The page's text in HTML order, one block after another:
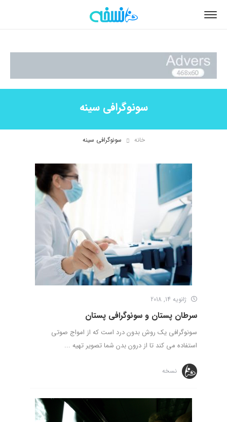
سونوگرافی سینه
خانه سونوگرافی سینه
ژانویه 14, 2018
سرطان پستان و سونوگرافی پستان
سونوگرافی یک روش بدون درد است که از امواج صوتی
استفاده می­ کند تا از درون بدن شما تصویر تهیه ...
نسخه